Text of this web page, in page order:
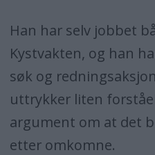
Han har selv jobbet
Kystvakten, og han
søk og
uttrykker liten
argument om at det
etter omkomne.